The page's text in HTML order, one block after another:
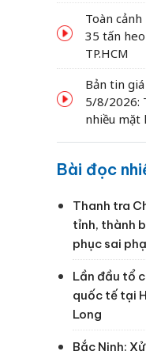
Toàn
35 tấn
TP.HCM
Bản tin
5/8/2026:
nhiều mặt
Bài đọc
Thanh tra
tỉnh, thành
phục sai
Lần đầu tổ
quốc tế tại
Long
Bắc Ninh: